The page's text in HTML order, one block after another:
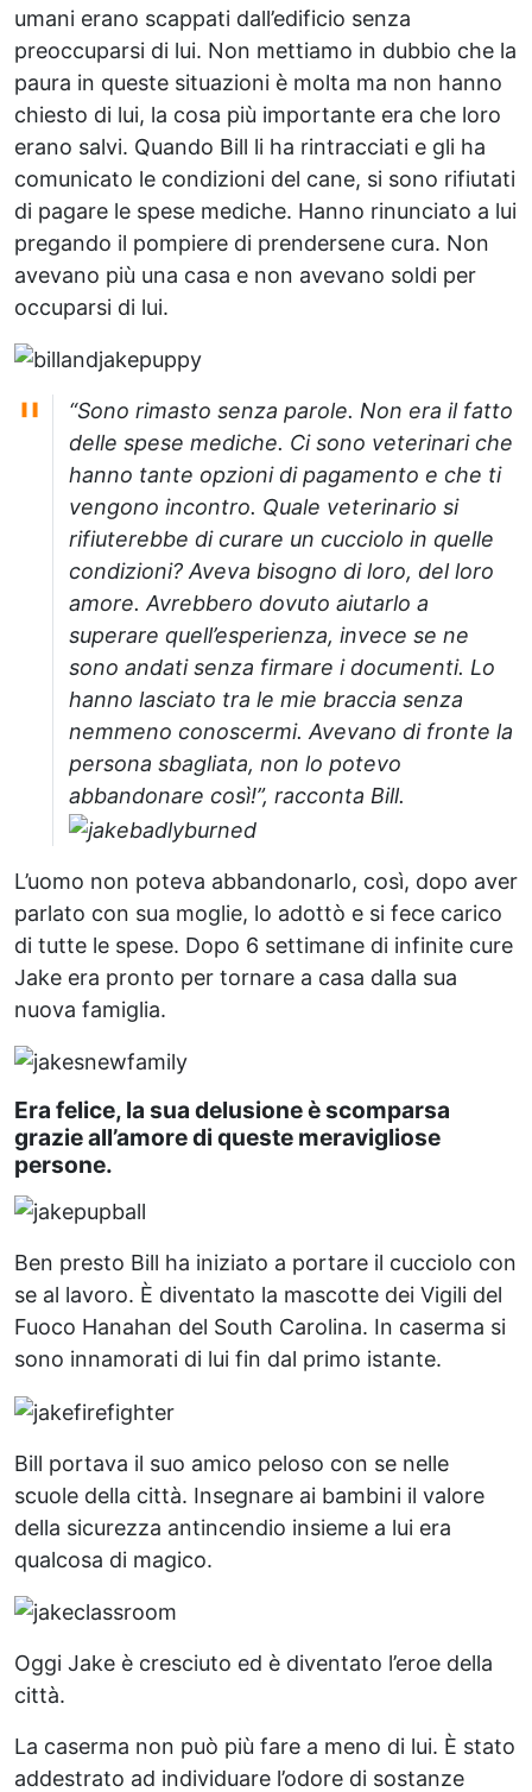
umani erano scappati dall’edificio senza
preoccuparsi di lui. Non mettiamo in dubbio che la
paura in queste situazioni è molta ma non hanno
chiesto di lui, la cosa più importante era che loro
erano salvi. Quando Bill li ha rintracciati e gli ha
comunicato le condizioni del cane, si sono rifiutati
di pagare le spese mediche. Hanno rinunciato a lui
pregando il pompiere di prendersene cura. Non
avevano più una casa e non avevano soldi per
occuparsi di lui.
“Sono rimasto senza parole. Non era il fatto
delle spese mediche. Ci sono veterinari che
hanno tante opzioni di pagamento e che ti
vengono incontro. Quale veterinario si
rifiuterebbe di curare un cucciolo in quelle
condizioni? Aveva bisogno di loro, del loro
amore. Avrebbero dovuto aiutarlo a
superare quell’esperienza, invece se ne
sono andati senza firmare i documenti. Lo
hanno lasciato tra le mie braccia senza
nemmeno conoscermi. Avevano di fronte la
persona sbagliata, non lo potevo
abbandonare così!”, racconta Bill.
L’uomo non poteva abbandonarlo, così, dopo aver
parlato con sua moglie, lo adottò e si fece carico
di tutte le spese. Dopo 6 settimane di infinite cure
Jake era pronto per tornare a casa dalla sua
nuova famiglia.
Era felice, la sua delusione è scomparsa
grazie all’amore di queste meravigliose
persone.
Ben presto Bill ha iniziato a portare il cucciolo con
se al lavoro. È diventato la mascotte dei Vigili del
Fuoco Hanahan del South Carolina. In caserma si
sono innamorati di lui fin dal primo istante.
Bill portava il suo amico peloso con se nelle
scuole della città. Insegnare ai bambini il valore
della sicurezza antincendio insieme a lui era
qualcosa di magico.
Oggi Jake è cresciuto ed è diventato l’eroe della
città.
La caserma non può più fare a meno di lui. È stato
addestrato ad individuare l’odore di sostanze